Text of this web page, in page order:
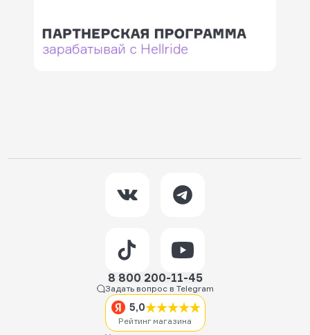
8 800 200-11-45
Задать вопрос в Telegram
5,0
Рейтинг магазина